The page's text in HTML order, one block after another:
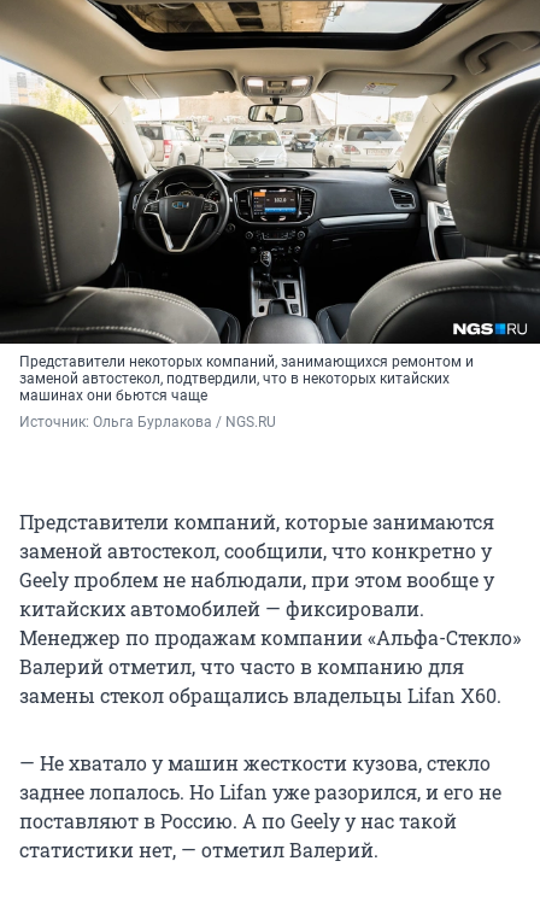
Представители некоторых компаний, занимающихся ремонтом и
заменой автостекол, подтвердили, что в некоторых китайских
машинах они бьются чаще
Источник: Ольга Бурлакова / NGS.RU
Представители компаний, которые занимаются
заменой автостекол, сообщили, что конкретно у
Geely проблем не наблюдали, при этом вообще у
китайских автомобилей — фиксировали.
Менеджер по продажам компании «Альфа-Стекло»
Валерий отметил, что часто в компанию для
замены стекол обращались владельцы Lifan X60.
— Не хватало у машин жесткости кузова, стекло
заднее лопалось. Но Lifan уже разорился, и его не
поставляют в Россию. А по Geely у нас такой
статистики нет, — отметил Валерий.